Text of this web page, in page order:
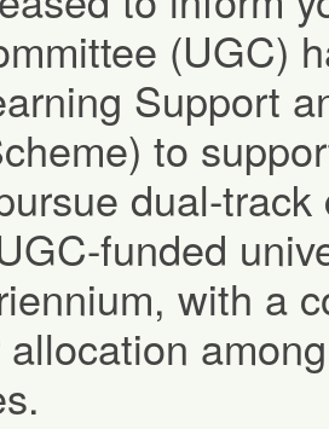
(UGC)
Support
to
dual-
funded
with a